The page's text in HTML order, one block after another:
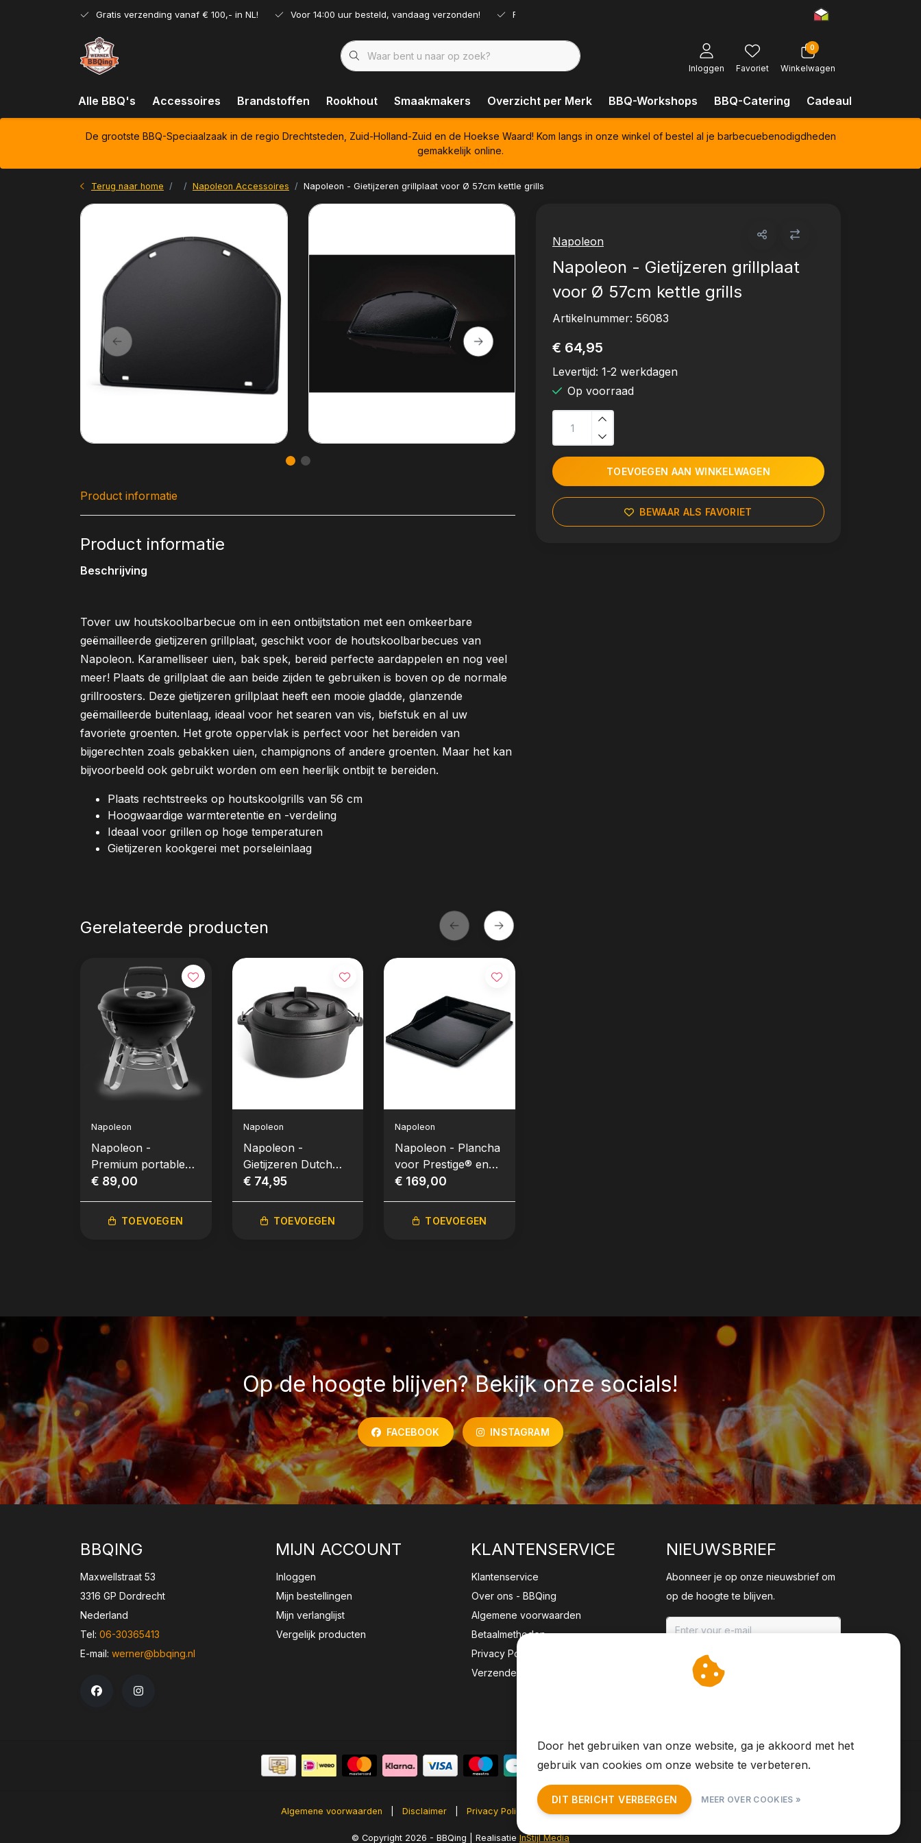
Gratis verzending vanaf € 100,- in NL! Voor 14:00 uur besteld, vandaag verzonden! Ruim assortiment!
Inloggen Favoriet
0
Winkelwagen
Alle BBQ's Accessoires Brandstoffen Rookhout Smaakmakers Overzicht per Merk BBQ-Workshops BBQ-Catering Cadeaubonnen
De grootste BBQ-Speciaalzaak in de regio Drechtsteden, Zuid-Holland-Zuid en de Hoekse Waard! Kom langs in onze winkel of bestel al je barbecuebenodigdheden
gemakkelijk online.
Terug naar home Napoleon Accessoires Napoleon - Gietijzeren grillplaat voor Ø 57cm kettle grills
Napoleon
Napoleon - Gietijzeren grillplaat
voor Ø 57cm kettle grills
Artikelnummer: 56083
€ 64,95
Levertijd: 1-2 werkdagen
Op voorraad
TOEVOEGEN AAN WINKELWAGEN
BEWAAR ALS FAVORIET
Product informatie
Product informatie
Beschrijving
Tover uw houtskoolbarbecue om in een ontbijtstation met een omkeerbare
geëmailleerde gietijzeren grillplaat, geschikt voor de houtskoolbarbecues van
Napoleon. Karamelliseer uien, bak spek, bereid perfecte aardappelen en nog veel
meer! Plaats de grillplaat die aan beide zijden te gebruiken is boven op de normale
grillroosters. Deze gietijzeren grillplaat heeft een mooie gladde, glanzende
geëmailleerde buitenlaag, ideaal voor het searen van vis, biefstuk en al uw
favoriete groenten. Het grote oppervlak is perfect voor het bereiden van
bijgerechten zoals gebakken uien, champignons of andere groenten. Maar het kan
bijvoorbeeld ook gebruikt worden om een heerlijk ontbijt te bereiden.
Plaats rechtstreeks op houtskoolgrills van 56 cm
Hoogwaardige warmteretentie en -verdeling
Ideaal voor grillen op hoge temperaturen
Gietijzeren kookgerei met porseleinlaag
Gerelateerde producten
Napoleon
Napoleon -
Premium portable
houtskool kettle,
€ 89,00
TOEVOEGEN
Napoleon
Napoleon -
Gietijzeren Dutch
oven, Ø 24cm 4,5L
€ 74,95
TOEVOEGEN
Napoleon
Napoleon - Plancha
voor Prestige® en
Prestige® PRO
€ 169,00
TOEVOEGEN
Op de hoogte blijven? Bekijk onze socials!
FACEBOOK INSTAGRAM
BBQING
Maxwellstraat 53
3316 GP Dordrecht
Nederland
Tel: 06-30365413
E-mail: werner@bbqing.nl
MIJN ACCOUNT
Inloggen
Mijn bestellingen
Mijn verlanglijst
Vergelijk producten
KLANTENSERVICE
Klantenservice
Over ons - BBQing
Algemene voorwaarden
Betaalmethoden
Privacy Policy
Verzenden & retourneren
NIEUWSBRIEF
Abonneer je op onze nieuwsbrief om
op de hoogte te blijven.
ABONNEER
Algemene voorwaarden Disclaimer Privacy Policy Sitemap
© Copyright 2026 - BBQing | Realisatie InStijl Media
Door het gebruiken van onze website, ga je akkoord met het
gebruik van cookies om onze website te verbeteren.
DIT BERICHT VERBERGEN MEER OVER COOKIES »